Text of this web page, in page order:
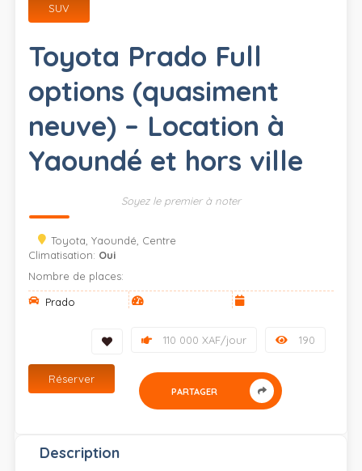
SUV
Toyota Prado Full
options (quasiment
neuve) – Location à
Yaoundé et hors ville
Soyez le premier à noter
Toyota, Yaoundé, Centre
Climatisation: Oui
Nombre de places:
Prado
190
110 000 XAF/jour
Réserver
PARTAGER
Description